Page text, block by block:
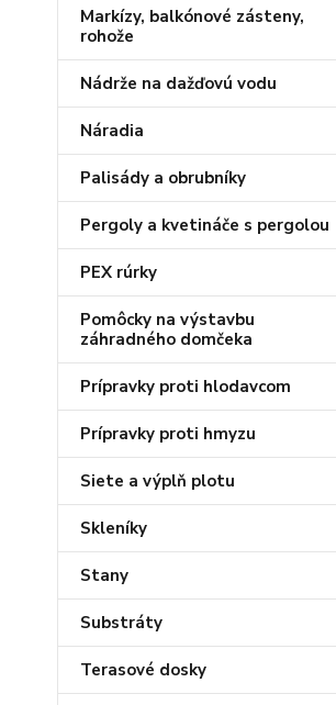
Markízy, balkónové zásteny,
rohože
Nádrže na dažďovú vodu
Náradia
Palisády a obrubníky
Pergoly a kvetináče s pergolou
PEX rúrky
Pomôcky na výstavbu
záhradného domčeka
Prípravky proti hlodavcom
Prípravky proti hmyzu
Siete a výplň plotu
Skleníky
Stany
Substráty
Terasové dosky